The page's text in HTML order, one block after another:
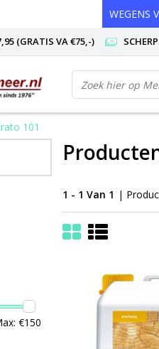
WEGENS
(GRATIS VA €75,-)
101
€150
1 - 1 Van 1 |